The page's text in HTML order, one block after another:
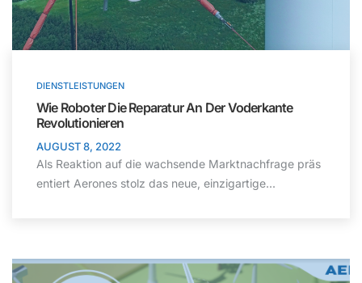
DIENSTLEISTUNGEN
Wie Roboter Die Reparatur An Der Voderkante
Revolutionieren
AUGUST 8, 2022
Als Reaktion auf die wachsende Marktnachfrage präs
entiert Aerones stolz das neue, einzigartige...